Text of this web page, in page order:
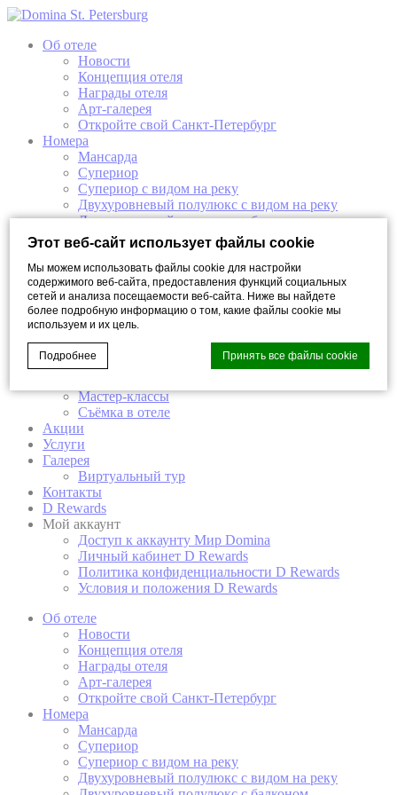
Этот веб-сайт использует файлы cookie
Мы можем использовать файлы cookie для настройки
содержимого веб-сайта, предоставления функций социальных
сетей и анализа посещаемости веб-сайта. Ниже вы найдете
более подробную информацию о том, какие файлы cookie мы
используем и их цель.
Подробнее Принять все файлы cookie
Cookie Declaration by
28.
Что такое куки?
Файлы cookie - это небольшие фрагменты текстовой
информации, которые используются веб-сайтом для
улучшения взаимодействия с пользователем. Примите
все файлы cookie или выберите, какие категории вы
хотите разрешить.
политика в отношении файлов cookie
Нужно
Необходимые файлы cookie позволяют веб-сайту вести
себя должным образом, обеспечивая основные
функции, такие как вход в личный кабинет или
навигацию по сайту.
Таких файлов cookie нет.
предпочтения
Об отеле
Новости
Концепция отеля
Награды отеля
Арт-галерея
Откройте свой Санкт-Петербург
Номера
Мансарда
Супериор
Супериор с видом на реку
Двухуровневый полулюкс с видом на реку
Двухуровневый полулюкс с балконом
Люкс
Представительский Люкс
Ресторан и Бар
Ресторан «Волны»/Restaurant ONDE
Бар «Девять»/Bar Nove
Завтраки в отеле
Мероприятия
Конференции
Банкеты
Мастер-классы
Съёмка в отеле
Акции
Услуги
Галерея
Виртуальный тур
Контакты
D Rewards
Мой аккаунт
Доступ к аккаунту Мир Domina
Личный кабинет D Rewards
Политика конфиденциальности D Rewards
Условия и положения D Rewards
Об отеле
Новости
Концепция отеля
Награды отеля
Арт-галерея
Откройте свой Санкт-Петербург
Номера
Мансарда
Супериор
Супериор с видом на реку
Двухуровневый полулюкс с видом на реку